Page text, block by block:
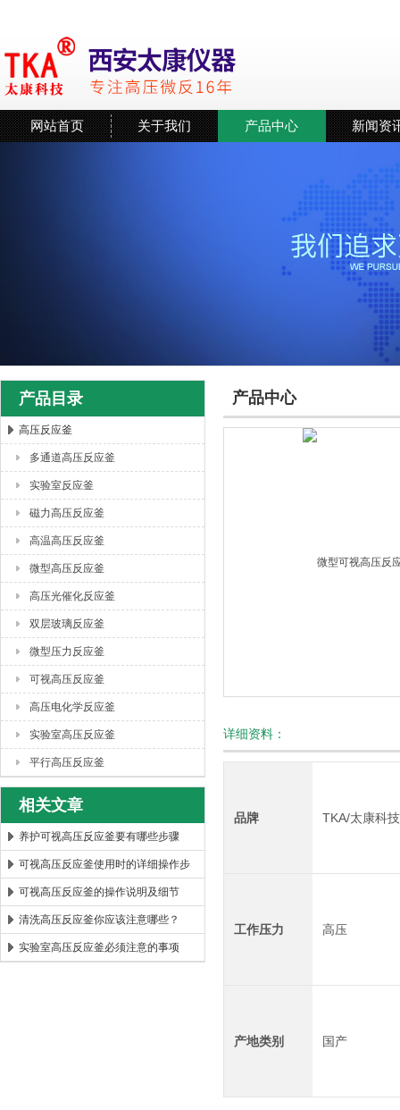
西安太康生物科技有限公司
网站首页 关于我们 产品中心 新闻资
产品目录
高压反应釜
多通道高压反应釜
实验室反应釜
磁力高压反应釜
高温高压反应釜
微型高压反应釜
高压光催化反应釜
双层玻璃反应釜
微型压力反应釜
可视高压反应釜
高压电化学反应釜
实验室高压反应釜
平行高压反应釜
相关文章
养护可视高压反应釜要有哪些步骤
可视高压反应釜使用时的详细操作步
骤！
可视高压反应釜的操作说明及细节
清洗高压反应釜你应该注意哪些？
实验室高压反应釜必须注意的事项
产品中心
详细资料：
品牌 TKA/太康科技
工作压力 高压
产地类别 国产